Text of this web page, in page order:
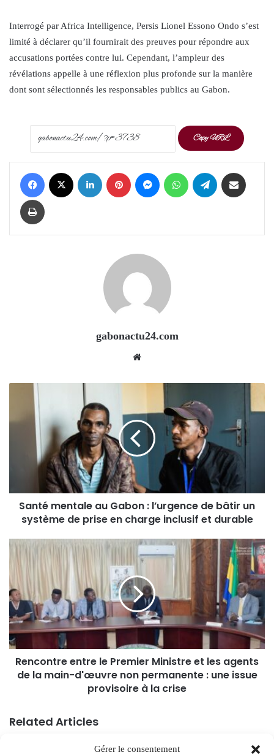
Gérer le consentement
Interrogé par Africa Intelligence, Persis Lionel Essono Ondo s’est
limité à déclarer qu’il fournirait des preuves pour répondre aux
accusations portées contre lui. Cependant, l’ampleur des
révélations appelle à une réflexion plus profonde sur la manière
dont sont sélectionnés les responsables publics au Gabon.
Copy URL
Facebook LinkedIn Pinterest Messenger WhatsApp Telegram
Print
gabonactu24.com
Santé mentale au Gabon : l’urgence de bâtir un
système de prise en charge inclusif et durable
Rencontre entre le Premier Ministre et les agents
de la main-d'œuvre non permanente : une issue
provisoire à la crise
Related Articles